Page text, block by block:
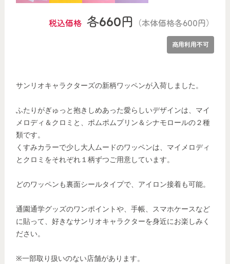
税込価格 各660円 （本体価格各600円）
商用利用不可
サンリオキャラクターズの新柄ワッペンが入荷しました。
ふたりがぎゅっと抱きしめあった愛らしいデザインは、マイ
メロディ＆クロミと、ポムポムプリン＆シナモロールの２種
類です。
くすみカラーで少し大人ムードのワッペンは、マイメロディ
とクロミをそれぞれ１柄ずつご用意しています。
どのワッペンも裏面シールタイプで、アイロン接着も可能。
通園通学グッズのワンポイントや、手帳、スマホケースなど
に貼って、好きなサンリオキャラクターを身近にお楽しみく
ださい。
※一部取り扱いのない店舗があります。